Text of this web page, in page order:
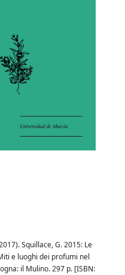
Squillace, G. 2015: Le
e luoghi dei profumi nel
il Mulino. 297 p. [ISBN: